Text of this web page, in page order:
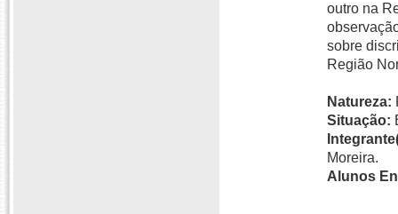
outro na
sobre
Região
Natureza:
Situação:
Moreira.
Alunos